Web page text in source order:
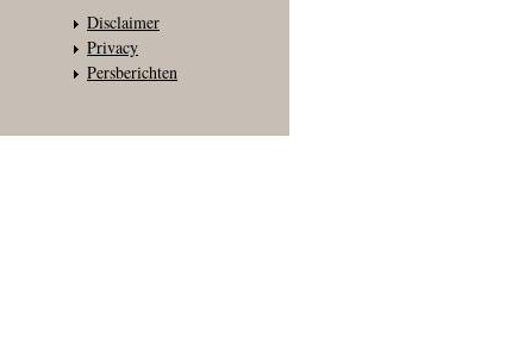
Disclaimer
Privacy
Persberichten